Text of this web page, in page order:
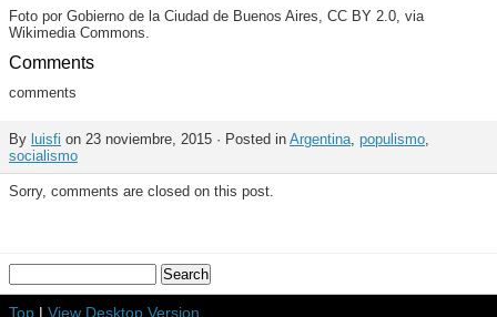
Foto por Gobierno de la Ciudad de Buenos Aires, CC BY 2.0, via
Wikimedia Commons.
Comments
comments
By luisfi on 23 noviembre, 2015 · Posted in Argentina populismo
socialismo
Sorry, comments are closed on this post.
Top | View Desktop Version